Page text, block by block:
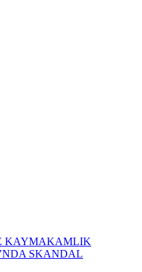
KAYMAKAMLIK
SKANDAL